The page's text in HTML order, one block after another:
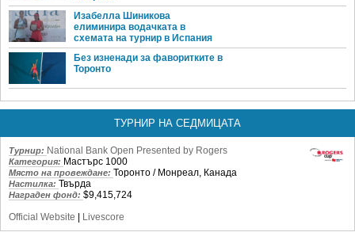
Изабелла Шиникова
елиминира водачката в
схемата на турнир в Испания
Без изненади за фаворитките в
Торонто
ТУРНИР НА СЕДМИЦАТА
Турнир: National Bank Open Presented by Rogers
Категория: Мастърс 1000
Място на провеждане: Торонто / Монреал, Канада
Настилка: Твърда
Награден фонд: $9,415,724
Official Website
Livescore